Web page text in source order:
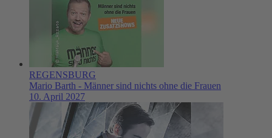
REGENSBURG
Mario Barth - Männer sind nichts ohne die Frauen
10. April 2027